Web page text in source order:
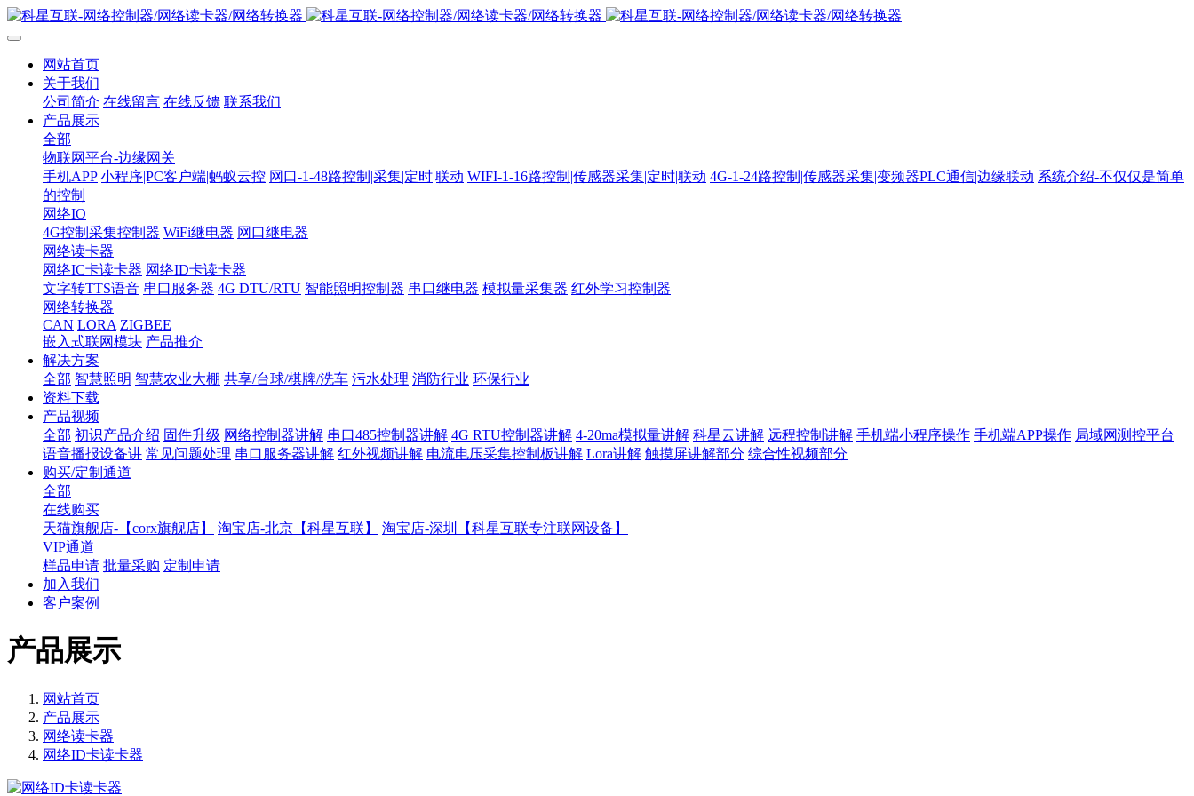
网站首页
关于我们
公司简介 在线留言 在线反馈 联系我们
产品展示
全部
物联网平台-边缘网关
手机APP|小程序|PC客户端|蚂蚁云控 网口-1-48路控制|采集|定时|联动 WIFI-1-16路控制|传感器采集|定时|联动 4G-1-24路控制|传感器采集|变频器PLC通信|边缘联动 系统介绍-不仅仅是简单
的控制
网络IO
4G控制采集控制器 WiFi继电器 网口继电器
网络读卡器
网络IC卡读卡器 网络ID卡读卡器
文字转TTS语音 串口服务器 4G DTU/RTU 智能照明控制器 串口继电器 模拟量采集器 红外学习控制器
网络转换器
CAN LORA ZIGBEE
嵌入式联网模块 产品推介
解决方案
全部 智慧照明 智慧农业大棚 共享/台球/棋牌/洗车 污水处理 消防行业 环保行业
资料下载
产品视频
全部 初识产品介绍 固件升级 网络控制器讲解 串口485控制器讲解 4G RTU控制器讲解 4-20ma模拟量讲解 科星云讲解 远程控制讲解 手机端小程序操作 手机端APP操作 局域网测控平台
语音播报设备讲 常见问题处理 串口服务器讲解 红外视频讲解 电流电压采集控制板讲解 Lora讲解 触摸屏讲解部分 综合性视频部分
购买/定制通道
全部
在线购买
天猫旗舰店-【corx旗舰店】
淘宝店-北京【科星互联】
淘宝店-深圳【科星互联专注联网设备】
VIP通道
样品申请 批量采购 定制申请
加入我们
客户案例
产品展示
网站首页
产品展示
网络读卡器
网络ID卡读卡器